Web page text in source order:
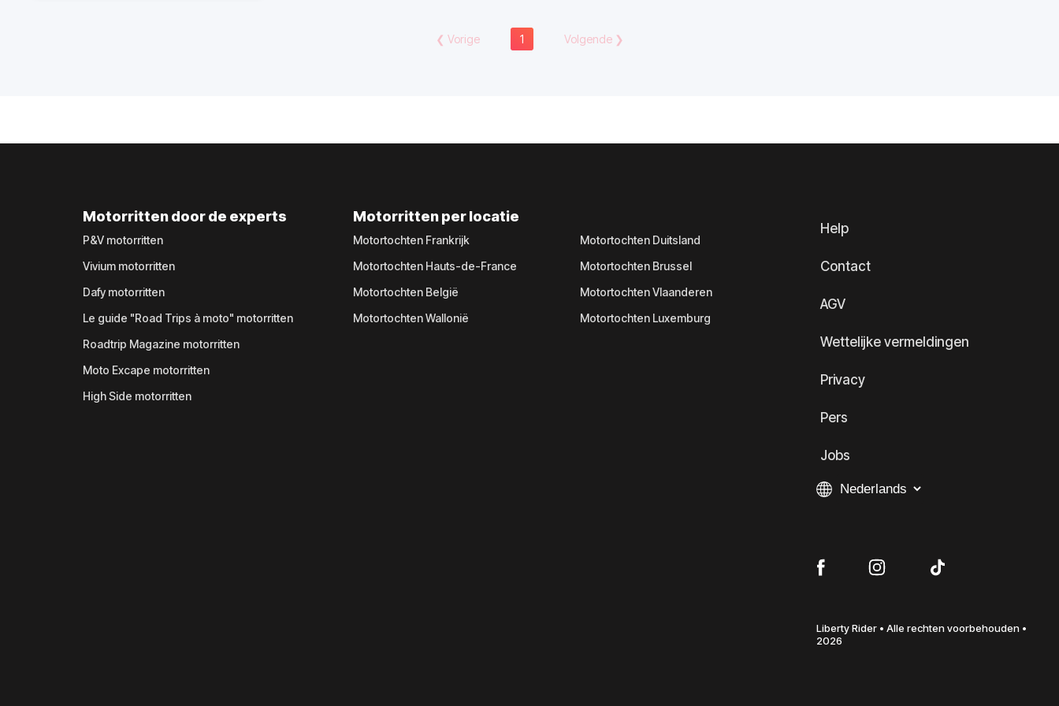
❮ Vorige 1 Volgende❯
Motorritten door de experts
P&V motorritten
Vivium motorritten
Dafy motorritten
Le guide "Road Trips à moto" motorritten
Roadtrip Magazine motorritten
Moto Excape motorritten
High Side motorritten
Motorritten per locatie
Motortochten Frankrijk
Motortochten Hauts-de-France
Motortochten België
Motortochten Wallonië
Motortochten Duitsland
Motortochten Brussel
Motortochten Vlaanderen
Motortochten Luxemburg
Help
Contact
AGV
Wettelijke vermeldingen
Privacy
Pers
Jobs
Liberty Rider • Alle rechten voorbehouden •
2026